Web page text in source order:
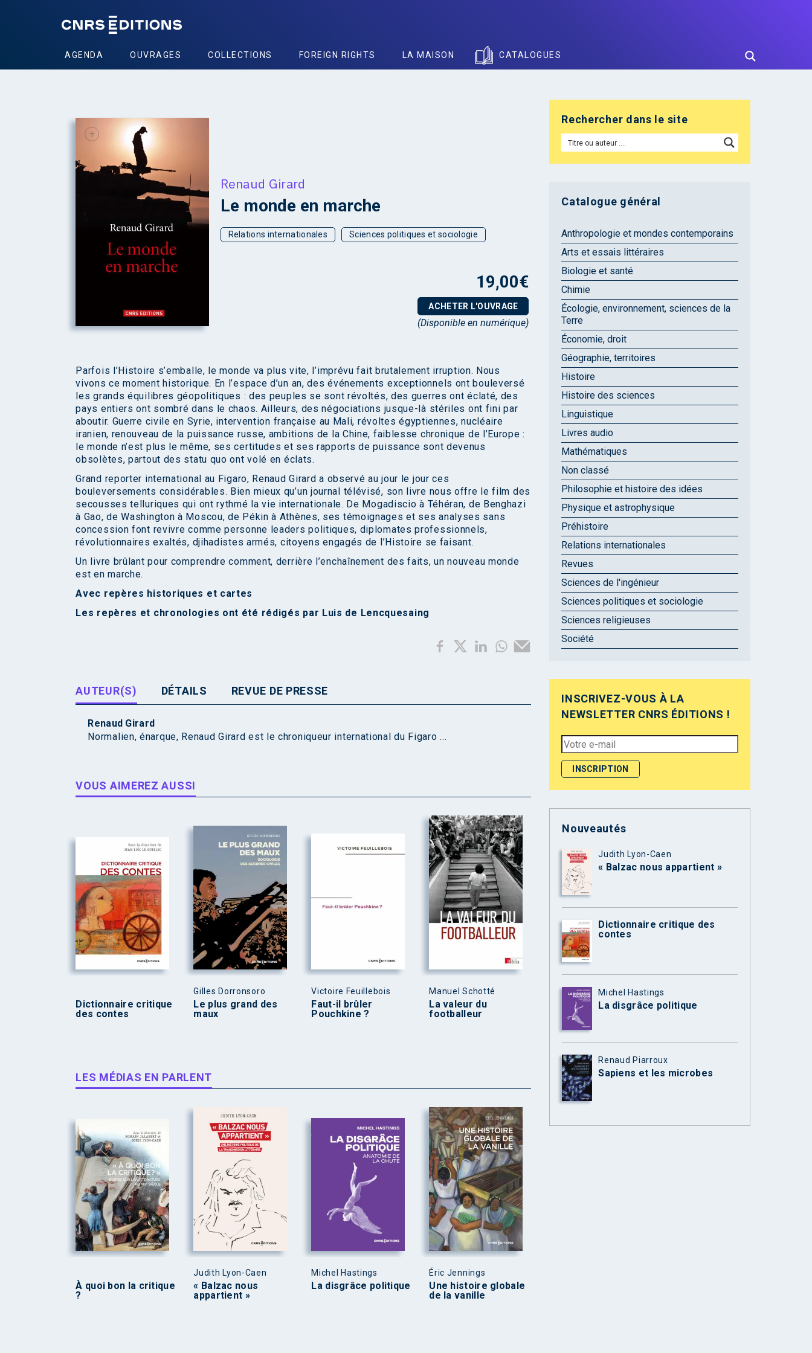
AGENDA OUVRAGES COLLECTIONS FOREIGN RIGHTS LA MAISON CATALOGUES
+
Renaud Girard
Le monde en marche
Relations internationales Sciences politiques et sociologie
19,00€
ACHETER L'OUVRAGE
(Disponible en numérique)
Parfois l’Histoire s’emballe, le monde va plus vite, l’imprévu fait brutalement irruption. Nous
vivons ce moment historique. En l’espace d’un an, des événements exceptionnels ont bouleversé
les grands équilibres géopolitiques : des peuples se sont révoltés, des guerres ont éclaté, des
pays entiers ont sombré dans le chaos. Ailleurs, des négociations jusque-là stériles ont fini par
aboutir. Guerre civile en Syrie, intervention française au Mali, révoltes égyptiennes, nucléaire
iranien, renouveau de la puissance russe, ambitions de la Chine, faiblesse chronique de l’Europe :
le monde n’est plus le même, ses certitudes et ses rapports de puissance sont devenus
obsolètes, partout des statu quo ont volé en éclats.
Grand reporter international au Figaro, Renaud Girard a observé au jour le jour ces
bouleversements considérables. Bien mieux qu’un journal télévisé, son livre nous offre le film des
secousses telluriques qui ont rythmé la vie internationale. De Mogadiscio à Téhéran, de Benghazi
à Gao, de Washington à Moscou, de Pékin à Athènes, ses témoignages et ses analyses sans
concession font revivre comme personne leaders politiques, diplomates professionnels,
révolutionnaires exaltés, djihadistes armés, citoyens engagés de l’Histoire se faisant.
Un livre brûlant pour comprendre comment, derrière l’enchaînement des faits, un nouveau monde
est en marche.
Avec repères historiques et cartes
Les repères et chronologies ont été rédigés par Luis de Lencquesaing
AUTEUR(S) DÉTAILS REVUE DE PRESSE
Renaud Girard
Normalien, énarque, Renaud Girard est le chroniqueur international du Figaro ...
VOUS AIMEREZ AUSSI
Dictionnaire critique
des contes
Gilles Dorronsoro
Le plus grand des
maux
Victoire Feuillebois
Faut-il brûler
Pouchkine ?
Manuel Schotté
La valeur du
footballeur
LES MÉDIAS EN PARLENT
À quoi bon la critique
?
Judith Lyon-Caen
« Balzac nous
appartient »
Michel Hastings
La disgrâce politique
Éric Jennings
Une histoire globale
de la vanille
Rechercher dans le site
Catalogue général
Anthropologie et mondes contemporains
Arts et essais littéraires
Biologie et santé
Chimie
Écologie, environnement, sciences de la
Terre
Économie, droit
Géographie, territoires
Histoire
Histoire des sciences
Linguistique
Livres audio
Mathématiques
Non classé
Philosophie et histoire des idées
Physique et astrophysique
Préhistoire
Relations internationales
Revues
Sciences de l'ingénieur
Sciences politiques et sociologie
Sciences religieuses
Société
INSCRIVEZ-VOUS À LA
NEWSLETTER CNRS ÉDITIONS !
Nouveautés
Judith Lyon-Caen
« Balzac nous appartient »
Dictionnaire critique des
contes
Michel Hastings
La disgrâce politique
Renaud Piarroux
Sapiens et les microbes